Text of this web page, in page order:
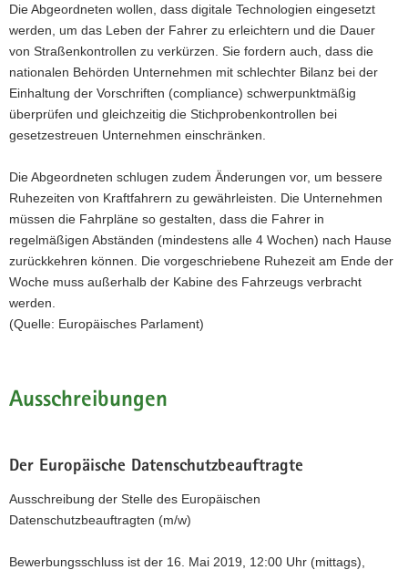
Die Abgeordneten wollen, dass digitale Technologien eingesetzt
werden, um das Leben der Fahrer zu erleichtern und die Dauer
von Straßenkontrollen zu verkürzen. Sie fordern auch, dass die
nationalen Behörden Unternehmen mit schlechter Bilanz bei der
Einhaltung der Vorschriften (compliance) schwerpunktmäßig
überprüfen und gleichzeitig die Stichprobenkontrollen bei
gesetzestreuen Unternehmen einschränken.
Die Abgeordneten schlugen zudem Änderungen vor, um bessere
Ruhezeiten von Kraftfahrern zu gewährleisten. Die Unternehmen
müssen die Fahrpläne so gestalten, dass die Fahrer in
regelmäßigen Abständen (mindestens alle 4 Wochen) nach Hause
zurückkehren können. Die vorgeschriebene Ruhezeit am Ende der
Woche muss außerhalb der Kabine des Fahrzeugs verbracht
werden.
(Quelle: Europäisches Parlament)
Ausschreibungen
Der Europäische Datenschutzbeauftragte
Ausschreibung der Stelle des Europäischen
Datenschutzbeauftragten (m/w)
Bewerbungsschluss ist der 16. Mai 2019, 12:00 Uhr (mittags),